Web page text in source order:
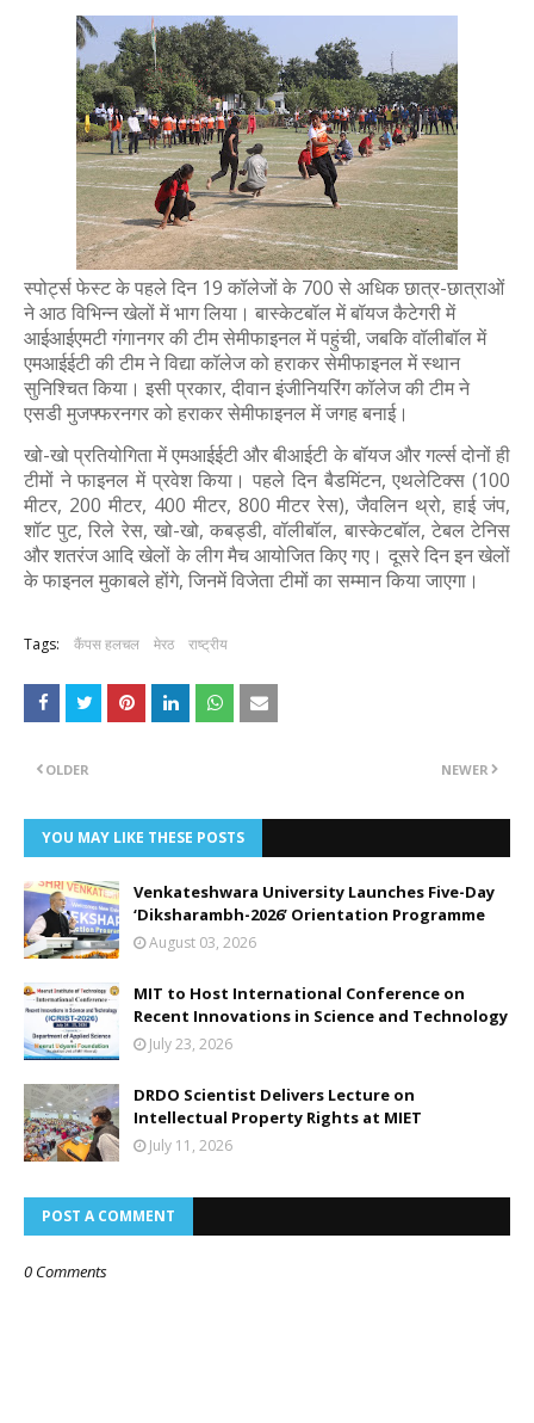
स्पोर्ट्स फेस्ट के पहले दिन 19 कॉलेजों के 700 से अधिक छात्र-छात्राओं
ने आठ विभिन्न खेलों में भाग लिया। बास्केटबॉल में बॉयज कैटेगरी में
आईआईएमटी गंगानगर की टीम सेमीफाइनल में पहुंची, जबकि वॉलीबॉल में
एमआईईटी की टीम ने विद्या कॉलेज को हराकर सेमीफाइनल में स्थान
सुनिश्चित किया। इसी प्रकार, दीवान इंजीनियरिंग कॉलेज की टीम ने
एसडी मुजफ्फरनगर को हराकर सेमीफाइनल में जगह बनाई।
खो-खो प्रतियोगिता में एमआईईटी और बीआईटी के बॉयज और गर्ल्स दोनों ही
टीमों ने फाइनल में प्रवेश किया। पहले दिन बैडमिंटन, एथलेटिक्स (100
मीटर, 200 मीटर, 400 मीटर, 800 मीटर रेस), जैवलिन थ्रो, हाई जंप,
शॉट पुट, रिले रेस, खो-खो, कबड्डी, वॉलीबॉल, बास्केटबॉल, टेबल टेनिस
और शतरंज आदि खेलों के लीग मैच आयोजित किए गए। दूसरे दिन इन खेलों
के फाइनल मुकाबले होंगे, जिनमें विजेता टीमों का सम्मान किया जाएगा।
Tags: कैंपस हलचल मेरठ राष्ट्रीय
NEWER
OLDER
YOU MAY LIKE THESE POSTS
Venkateshwara University Launches Five-Day
‘Diksharambh-2026’ Orientation Programme
August 03, 2026
MIT to Host International Conference on
Recent Innovations in Science and Technology
July 23, 2026
DRDO Scientist Delivers Lecture on
Intellectual Property Rights at MIET
July 11, 2026
POST A COMMENT
0 Comments